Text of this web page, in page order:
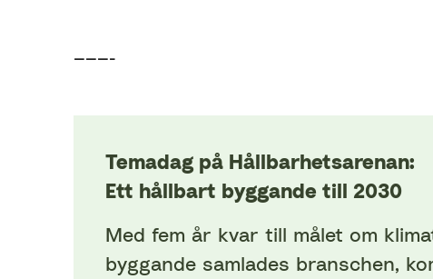
———-
Temadag på Hållbarhetsarenan:
Ett hållbart byggande till 2030
Med fem år kvar till målet om
byggande samlades branschen,